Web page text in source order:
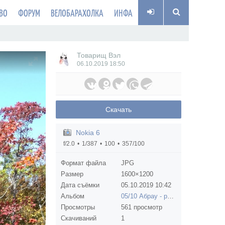
ФОРУМ ВЕЛОБАРАХОЛКА ИНФА
Товарищ Вэл
06.10.2019 18:50
Скачать
Nokia 6
f/2.0 1/387 100 357/100
Формат файла
JPG
Размер
1600×1200
Дата съёмки
05.10.2019 10:42
Альбом
05/10 Абрау - разведка
Просмотры
561 просмотр
Скачиваний
1